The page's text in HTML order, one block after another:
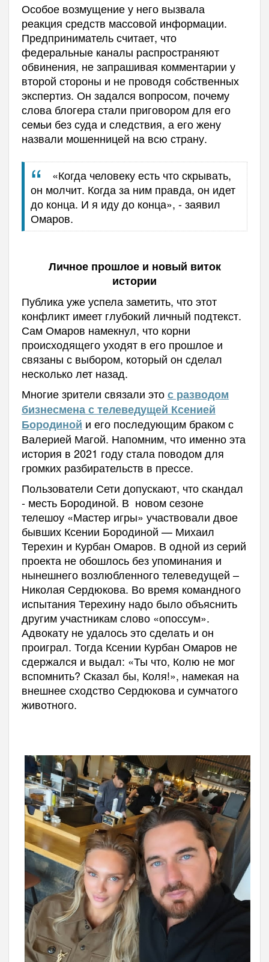
Особое возмущение у него вызвала
реакция средств массовой информации.
Предприниматель считает, что
федеральные каналы распространяют
обвинения, не запрашивая комментарии у
второй стороны и не проводя собственных
экспертиз. Он задался вопросом, почему
слова блогера стали приговором для его
семьи без суда и следствия, а его жену
назвали мошенницей на всю страну.
«Когда человеку есть что скрывать,
он молчит. Когда за ним правда, он идет
до конца. И я иду до конца», - заявил
Омаров.
Личное прошлое и новый виток
истории
Публика уже успела заметить, что этот
конфликт имеет глубокий личный подтекст.
Сам Омаров намекнул, что корни
происходящего уходят в его прошлое и
связаны с выбором, который он сделал
несколько лет назад.
Многие зрители связали этос разводом
бизнесмена с телеведущей Ксенией
Бородиной и его последующим браком с
Валерией Магой. Напомним, что именно эта
история в 2021 году стала поводом для
громких разбирательств в прессе.
Пользователи Сети допускают, что скандал
- месть Бородиной. В новом сезоне
телешоу «Мастер игры» участвовали двое
бывших Ксении Бородиной — Михаил
Терехин и Курбан Омаров. В одной из серий
проекта не обошлось без упоминания и
нынешнего возлюбленного телеведущей –
Николая Сердюкова. Во время командного
испытания Терехину надо было объяснить
другим участникам слово «опоссум».
Адвокату не удалось это сделать и он
проиграл. Тогда Ксении Курбан Омаров не
сдержался и выдал: «Ты что, Колю не мог
вспомнить? Сказал бы, Коля!», намекая на
внешнее сходство Сердюкова и сумчатого
животного.